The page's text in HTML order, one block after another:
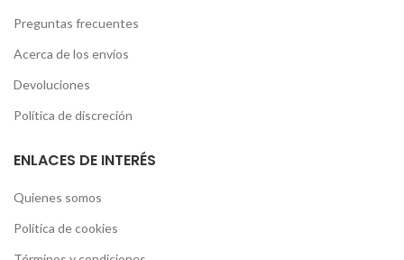
Preguntas frecuentes
Acerca de los envíos
Devoluciones
Política de discreción
ENLACES DE INTERÉS
Quienes somos
Política de cookies